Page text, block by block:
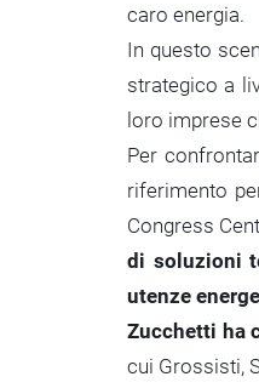
caro energia.
In questo
strategico a
loro imprese
Per
riferimento
Congress
di soluzioni
utenze
Zucchetti ha
cui Grossisti,